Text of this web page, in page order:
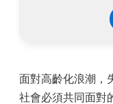
面對高齡化浪潮，
社會必須共同面對